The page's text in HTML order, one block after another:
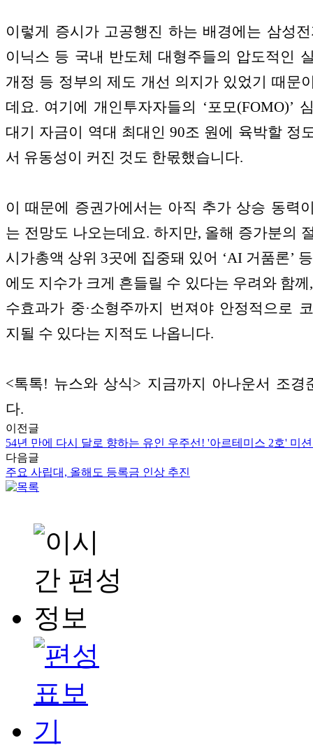
이렇게 증시가 고공행진 하는 배경에는 삼성
이닉스 등 국내 반도체 대형주들의 압도적인
개정 등 정부의 제도 개선 의지가 있었기 때문
데요. 여기에 개인투자자들의 ‘포모(FOMO)’
대기 자금이 역대 최대인 90조 원에 육박할 정
서 유동성이 커진 것도 한몫했습니다.
이 때문에 증권가에서는 아직 추가 상승 동력
는 전망도 나오는데요. 하지만, 올해 증가분의
시가총액 상위 3곳에 집중돼 있어 ‘AI 거품론’
에도 지수가 크게 흔들릴 수 있다는 우려와 함
수효과가 중·소형주까지 번져야 안정적으로
지될 수 있다는 지적도 나옵니다.
<톡톡! 뉴스와 상식> 지금까지 아나운서 조경
다.
이전글
54년 만에 다시 달로 향하는 유인 우주선! '아르테미스 2호' 미
다음글
주요 사립대, 올해도 등록금 인상 추진